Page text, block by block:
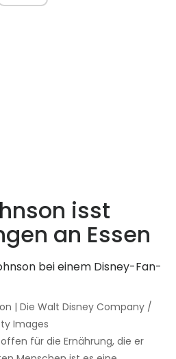
isst
an Essen
| Die Walt Disney Company /
Images
für die Ernährung, die er